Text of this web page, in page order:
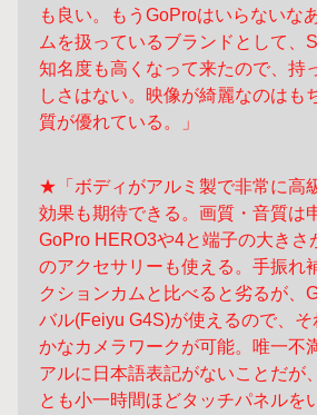
も良い。もうGoProはいらないな
ムを扱っているブランドとして、
知名度も高 くなって来たので、持
しさはない。映像が綺麗なのはも
質が優れている。」
★「ボディがアルミ製で非常に高
効果も期待できる。画質・音質は
GoPro HERO3や4と端子の大きさ
のアクセサリー も使える。手振れ
クションカムと比べると劣るが、
バル(Feiyu G4S)が使えるので、
かなカメラワークが可能。 唯一不
アルに日本語表記がないことだが
とも小一時間ほどタッチパネルを